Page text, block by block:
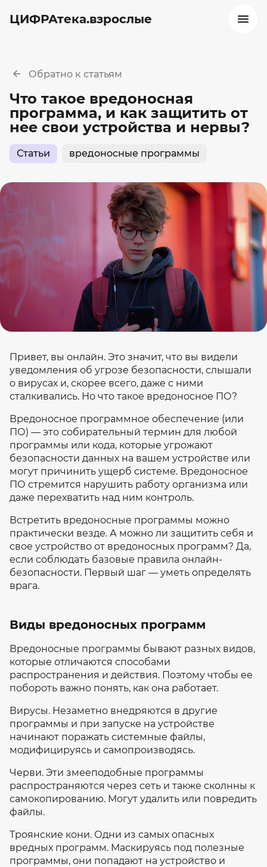
ЦИФРАтека.взрослые
Обратно к статьям
Что такое вредоносная
программа, и как защитить от
нее свои устройства и нервы?
Статьи вредоносные программы
Привет, вы онлайн. Это значит, что вы видели
уведомления об угрозе безопасности, слышали
о вирусах и, скорее всего, даже с ними
сталкивались. Но что такое вредоносное ПО?
Вредоносное программное обеспечение (или
ПО) — это собирательный термин для любой
программы или кода, которые угрожают
безопасности данных на вашем устройстве или
могут причинить ущерб системе. Вредоносное
ПО стремится нарушить работу организма или
даже перехватить над ним контроль.
Встретить вредоносные программы можно
практически везде. А можно ли защитить себя и
свое устройство от вредоносных программ? Да,
если соблюдать базовые правила онлайн-
безопасности. Первый шаг — уметь определять
врага.
Виды вредоносных программ
Вредоносные программы бывают разных видов,
которые отличаются способами
распространения и действия. Поэтому чтобы ее
побороть важно понять, как она работает.
Вирусы. Незаметно внедряются в другие
программы и при запуске на устройстве
начинают поражать системные файлы,
модифицируясь и самопроизводясь.
Черви. Эти змееподобные программы
распространяются через сеть и также сколнны к
самокопированию. Могут удалить или повредить
файлы.
Троянские кони. Одни из самых опасных
вредных программ. Маскируясь под полезные
программы, они попадают на устройство и